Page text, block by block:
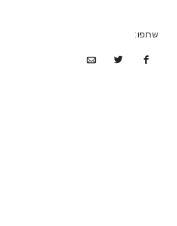
שתפו: